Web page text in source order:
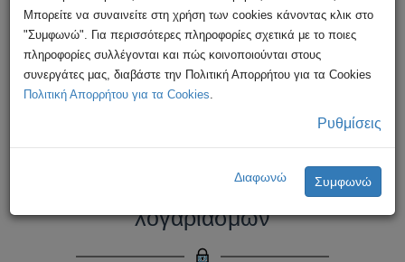
HOME
Ανακοινώσεις
Προσοχή: Νέα διαδικτυακή απάτη υποκλοπής
και κλείδωμα ...
Προσοχή: Νέα διαδικτυακή απάτη
υποκλοπής και κλείδωμα
λογαριασμών
Μπορείτε να συναινείτε στη χρήση των cookies κάνοντας κλικ στο
"Συμφωνώ". Για περισσότερες πληροφορίες σχετικά με το ποιες
πληροφορίες συλλέγονται και πώς κοινοποιούνται στους
συνεργάτες μας, διαβάστε την Πολιτική Απορρήτου για τα Cookies
Πολιτική Απορρήτου για τα Cookies.
Ρυθμίσεις
Διαφωνώ Συμφωνώ